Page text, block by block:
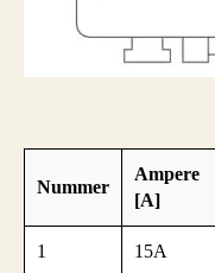
Nummer
Ampere
[A]
1 15A